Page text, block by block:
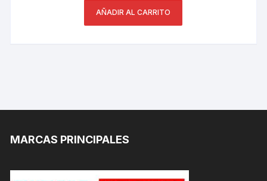
AÑADIR AL CARRITO
MARCAS PRINCIPALES